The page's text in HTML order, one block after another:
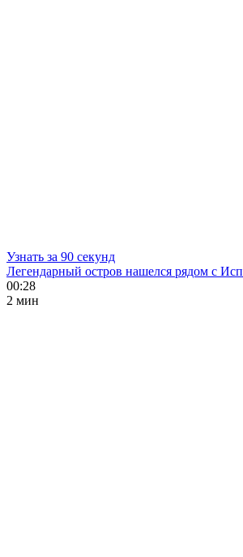
Узнать за 90 секунд
Легендарный остров нашелся рядом с
00:28
2 мин